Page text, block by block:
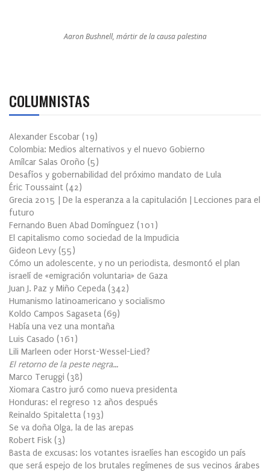
Aaron Bushnell, mártir de la causa palestina
COLUMNISTAS
Alexander Escobar (19)
Colombia: Medios alternativos y el nuevo Gobierno
Amílcar Salas Oroño (5)
Desafíos y gobernabilidad del próximo mandato de Lula
Éric Toussaint (42)
Grecia 2015 | De la esperanza a la capitulación | Lecciones para el
futuro
Fernando Buen Abad Domínguez (101 )
El capitalismo como sociedad de la Impudicia
Gideon Levy (55)
Cómo un adolescente, y no un periodista, desmontó el plan
israelí de «emigración voluntaria» de Gaza
Juan J. Paz y Miño Cepeda (342)
Humanismo latinoamericano y socialismo
Koldo Campos Sagaseta (69)
Había una vez una montaña
Luis Casado (161 )
Lili Marleen oder Horst-Wessel-Lied?
El retorno de la peste negra…
Marco Teruggi (38)
Xiomara Castro juró como nueva presidenta
Honduras: el regreso 12 años después
Reinaldo Spitaletta (193)
Se va doña Olga, la de las arepas
Robert Fisk (3)
Basta de excusas: los votantes israelíes han escogido un país
que será espejo de los brutales regímenes de sus vecinos árabes